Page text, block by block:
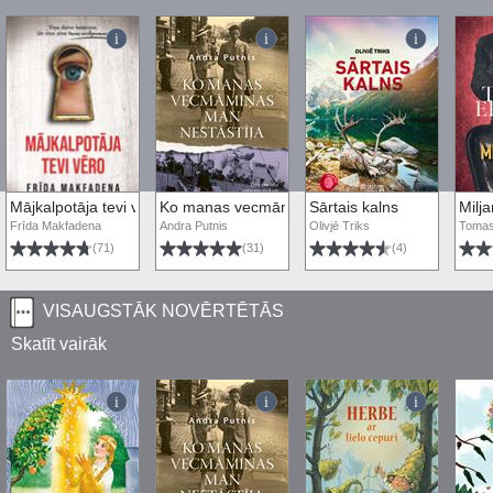
Mājkalpotāja tevi vēro
Frīda Makfadena
(71)
Ko manas vecmāmiņas man nestāstīja
Andra Putnis
(31)
Sārtais kalns
Olivjē Triks
(4)
VISAUGSTĀK NOVĒRTĒTĀS
Skatīt vairāk